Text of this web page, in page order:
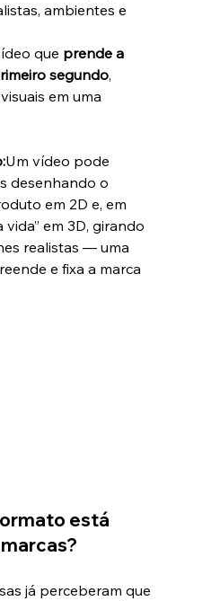
ambientes e
que prende a
segundo,
em uma
Um vídeo pode
desenhando o
em 2D e, em
vida” em 3D, girando
realistas — uma
e fixa a marca
está
já perceberam que